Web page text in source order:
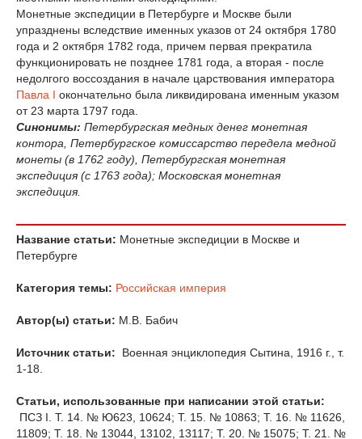
Монетные экспедиции в Петербурге и Москве были
упразднены вследствие именных указов от 24 октября 1780
года и 2 октября 1782 года, причем первая прекратила
функционировать не позднее 1781 года, а вторая - после
недолгого воссоздания в начале царствования императора
Павла I окончательно была ликвидирована именным указом
от 23 марта 1797 года.
Синонимы: Петербургская медных денег монетная
контора, Петербургское комиссарство передела медной
монеты (в 1762 году), Петербургская монетная
экспедиция (с 1763 года); Московская монетная
экспедиция.
Название статьи: Монетные экспедиции в Москве и
Петербурге
Категория темы: Российская империя
Автор(ы) статьи: М.В. Бабич
Источник статьи:
Военная энциклопедия Сытина, 1916 г., т.
1-18.
Статьи, использованные при написании этой статьи:
ПСЗ I. Т. 14. № Ю623, 10624; Т. 15. № 10863; Т. 16. № 11626,
11809; Т. 18. № 13044, 13102, 13117; Т. 20. № 15075; Т. 21. №